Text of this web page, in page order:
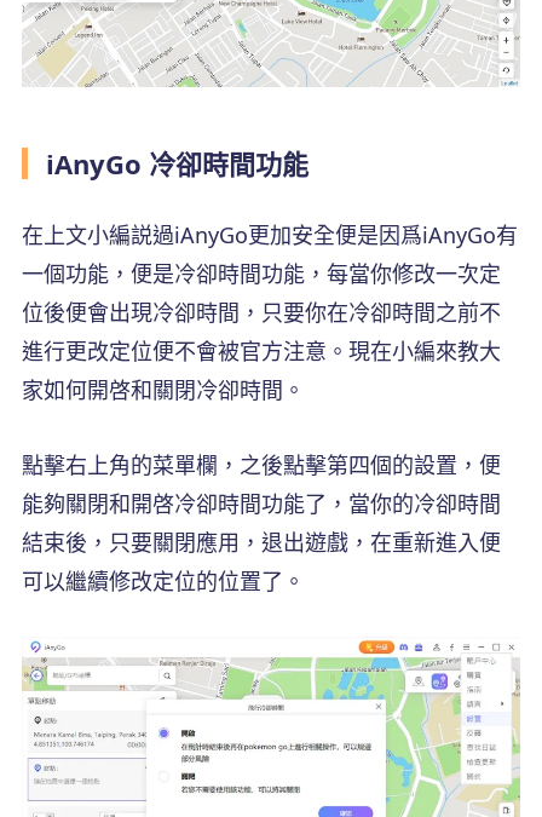
iAnyGo 冷卻時間功能
在上文小編説過iAnyGo更加安全便是因爲iAnyGo有
一個功能，便是冷卻時間功能，每當你修改一次定
位後便會出現冷卻時間，只要你在冷卻時間之前不
進行更改定位便不會被官方注意。現在小編來教大
家如何開啓和關閉冷卻時間。
點擊右上角的菜單欄，之後點擊第四個的設置，便
能夠關閉和開啓冷卻時間功能了，當你的冷卻時間
結束後，只要關閉應用，退出遊戲，在重新進入便
可以繼續修改定位的位置了。